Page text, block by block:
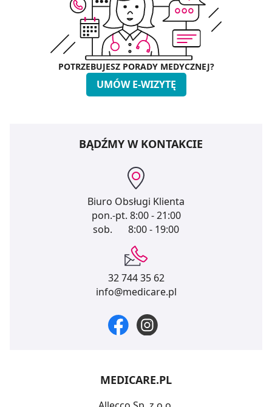
POTRZEBUJESZ PORADY MEDYCZNEJ?
UMÓW E-WIZYTĘ
BĄDŹMY W KONTAKCIE
Biuro Obsługi Klienta
pon.-pt. 8:00 - 21:00
sob.
8:00 - 19:00
32 744 35 62
info@medicare.pl
MEDICARE.PL